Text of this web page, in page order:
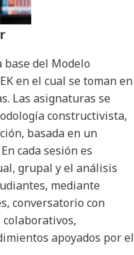
del Modelo
en el cual se toman en
Las asignaturas se
constructivista,
basada en un
cada sesión es
grupal y el análisis
mediante
conversatorio con
apoyados por el